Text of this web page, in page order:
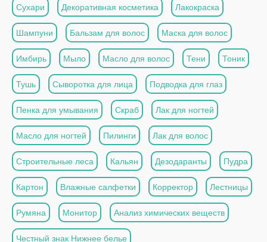
Сухари Декоративная косметика Лакокраска
Шампуни Бальзам для волос Маска для волос
Имбирь Мыло Масло для волос Тени Тоник
Тушь Сыворотка для лица Подводка для глаз
Пенка для умывания Скраб Лак для ногтей
Масло для ногтей Пилинги Лак для волос
Строительные леса Кальян Дезодаранты Пудра
Картон Влажные салфетки Корректор Лестницы
Румяна Монитор Анализ химических веществ
Честный знак Нижнее белье